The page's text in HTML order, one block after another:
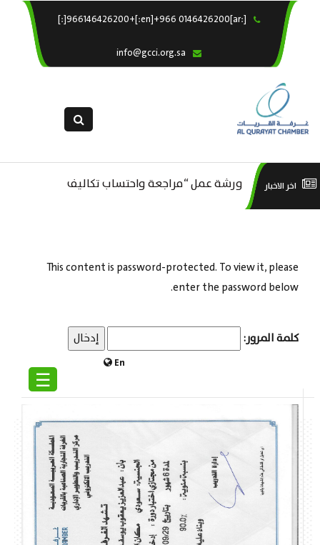
[:ar]966146426200+[:en]+966 0146426200[:]
En
☰
×
خدماتنا
التقديم الالكترونى
اخر الاخبار..
ورشة عمل “مراجعة واحتساب تكاليف
This content is password-protected. To view it, please
enter the password below.
كلمة المرور: